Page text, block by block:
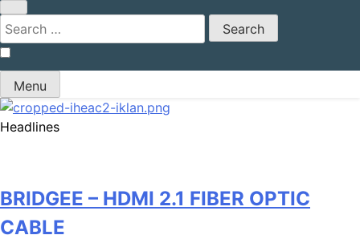
Search
for:
Menu
Headlines
BRIDGEE – HDMI 2.1 FIBER OPTIC
CABLE